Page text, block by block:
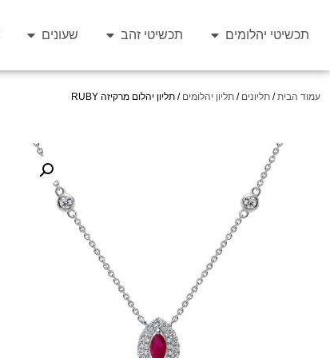
תכשיטי יהלומים תכשיטי זהב שעונים
עמוד הבית/ תליונים / תליון יהלומים / תליון יהלום מרקיזה RUBY